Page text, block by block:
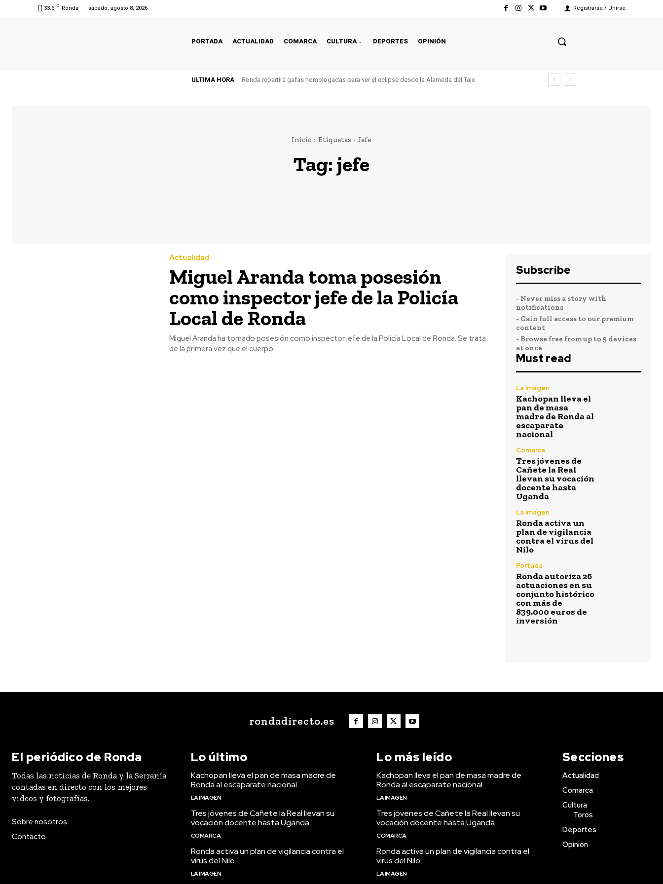
33.6 C Ronda sábado, agosto 8, 2026 Registrarse / Unirse
PORTADA ACTUALIDAD COMARCA CULTURA DEPORTES OPINIÓN
ULTIMA HORA Ronda repartirá gafas homologadas para ver el eclipse desde la Alameda del Tajo
Inicio Etiquetas Jefe
Tag:jefe
Actualidad
Miguel Aranda toma posesión
como inspector jefe de la Policía
Local de Ronda
Miguel Aranda ha tomado posesión como inspector jefe de la Policía Local de Ronda. Se trata
de la primera vez que el cuerpo...
Subscribe
- Never miss a story with
notifications
- Gain full access to our premium
content
- Browse free from up to 5 devices
at once
Must read
La imagen
Kachopan lleva el
pan de masa
madre de Ronda al
escaparate
nacional
Comarca
Tres jóvenes de
Cañete la Real
llevan su vocación
docente hasta
Uganda
La imagen
Ronda activa un
plan de vigilancia
contra el virus del
Nilo
Portada
Ronda autoriza 26
actuaciones en su
conjunto histórico
con más de
839.000 euros de
inversión
rondadirecto.es
El periódico de Ronda
Todas las noticias de Ronda y la Serranía
contadas en directo con los mejores
videos y fotografías.
Sobre nosotros
Contacto
Lo último
Kachopan lleva el pan de masa madre de
Ronda al escaparate nacional
LA IMAGEN
Tres jóvenes de Cañete la Real llevan su
vocación docente hasta Uganda
COMARCA
Ronda activa un plan de vigilancia contra el
virus del Nilo
LA IMAGEN
Lo más leído
Kachopan lleva el pan de masa madre de
Ronda al escaparate nacional
LA IMAGEN
Tres jóvenes de Cañete la Real llevan su
vocación docente hasta Uganda
COMARCA
Ronda activa un plan de vigilancia contra el
virus del Nilo
LA IMAGEN
Secciones
Actualidad
Comarca
Cultura
Toros
Deportes
Opinión